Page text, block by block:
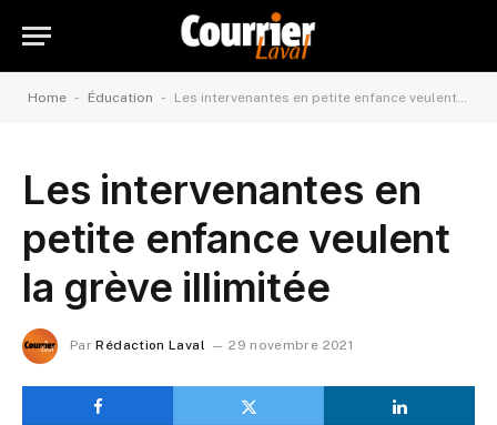
Home - Éducation - Les intervenantes en petite enfance veulent la grève illimitée
Les intervenantes en
petite enfance veulent
la grève illimitée
Par Rédaction Laval 29 novembre 2021